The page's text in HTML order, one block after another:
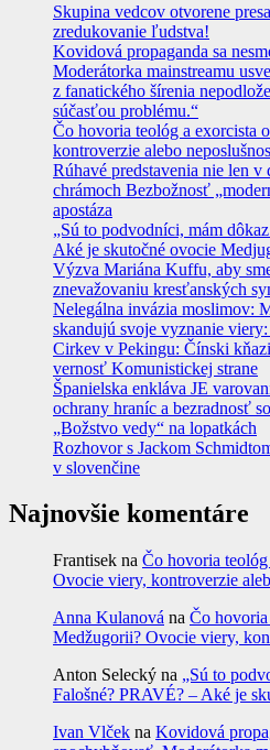
Skupina vedcov otvorene
zredukovanie ľudstva!
Kovidová propaganda sa
Moderátorka mainstreamu
z fanatického šírenia
súčasťou problému.“
Čo hovoria teológ a exorcista
kontroverzie alebo
Rúhavé predstavenia nie len v
chrámoch Bezbožnosť
apostáza
„Sú to podvodníci, mám
Aké je skutočné ovocie
Výzva Mariána Kuffu, aby
znevažovaniu kresťanských
Nelegálna invázia moslimov:
skandujú svoje vyznanie
Cirkev v Pekingu: Čínski
vernosť Komunistickej strane
Španielska enkláva JE
ochrany hraníc a bezradnosť
„Božstvo vedy“ na lopatkách
Rozhovor s Jackom
v slovenčine
Najnovšie komentáre
Frantisek na Čo hovoria
Ovocie viery, kontroverzie
Anna Kulanová na Čo
Medžugorii? Ovocie viery,
Anton Selecký na „Sú to
Falošné? PRAVÉ? – Aké je
Ivan Vlček na Kovidová